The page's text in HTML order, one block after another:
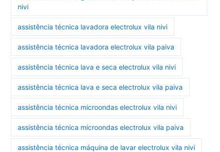
nivi
assistência técnica lavadora electrolux vila nivi
assistência técnica lavadora electrolux vila paiva
assistência técnica lava e seca electrolux vila nivi
assistência técnica lava e seca electrolux vila paiva
assistência técnica microondas electrolux vila nivi
assistência técnica microondas electrolux vila paiva
assistência técnica máquina de lavar electrolux vila nivi